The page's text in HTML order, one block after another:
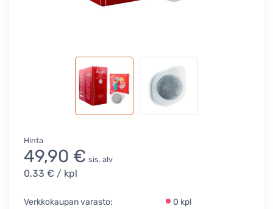
Hinta
49,90 € sis. alv
0,33 € / kpl
Verkkokaupan varasto:
0 kpl